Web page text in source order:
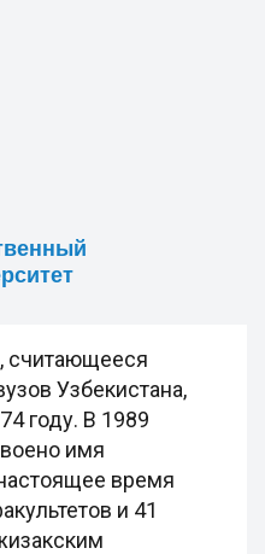
считающееся
Узбекистана,
году. В 1989
имя
время
и 41